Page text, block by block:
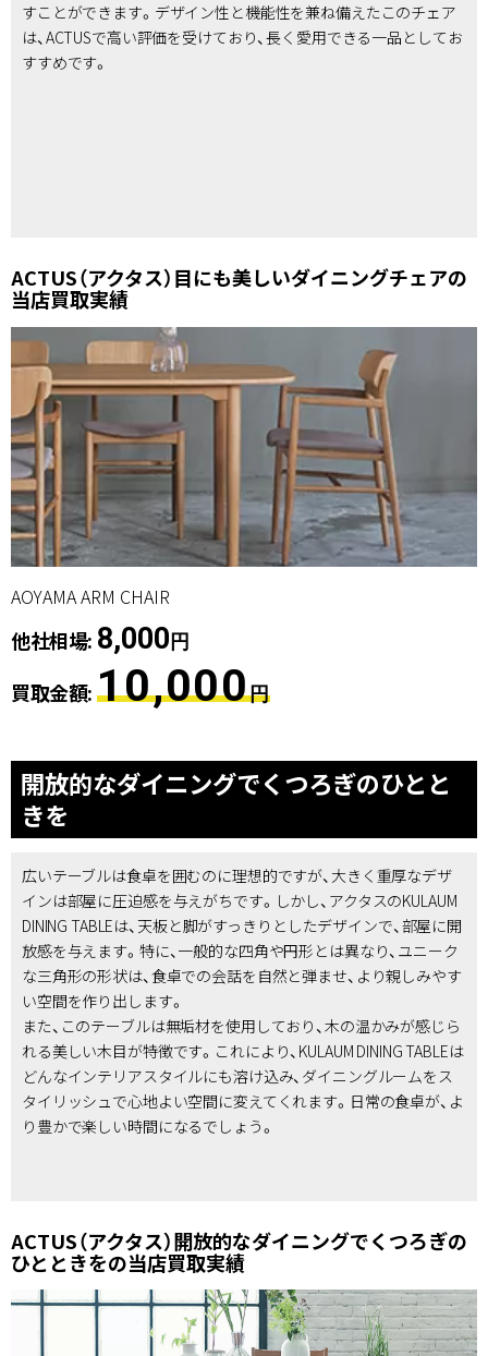
すことができます。デザイン性と機能性を兼ね備えたこのチェア
は、ACTUSで高い評価を受けており、長く愛用できる一品としてお
すすめです。
ACTUS（アクタス）目にも美しいダイニングチェアの
当店買取実績
AOYAMA ARM CHAIR
他社相場: 8,000円
買取金額:10,000円
開放的なダイニングでくつろぎのひとと
きを
広いテーブルは食卓を囲むのに理想的ですが、大きく重厚なデザ
インは部屋に圧迫感を与えがちです。しかし、アクタスのKULAUM
DINING TABLEは、天板と脚がすっきりとしたデザインで、部屋に開
放感を与えます。特に、一般的な四角や円形とは異なり、ユニーク
な三角形の形状は、食卓での会話を自然と弾ませ、より親しみやす
い空間を作り出します。
また、このテーブルは無垢材を使用しており、木の温かみが感じら
れる美しい木目が特徴です。これにより、KULAUM DINING TABLEは
どんなインテリアスタイルにも溶け込み、ダイニングルームをス
タイリッシュで心地よい空間に変えてくれます。日常の食卓が、よ
り豊かで楽しい時間になるでしょう。
ACTUS（アクタス）開放的なダイニングでくつろぎの
ひとときをの当店買取実績